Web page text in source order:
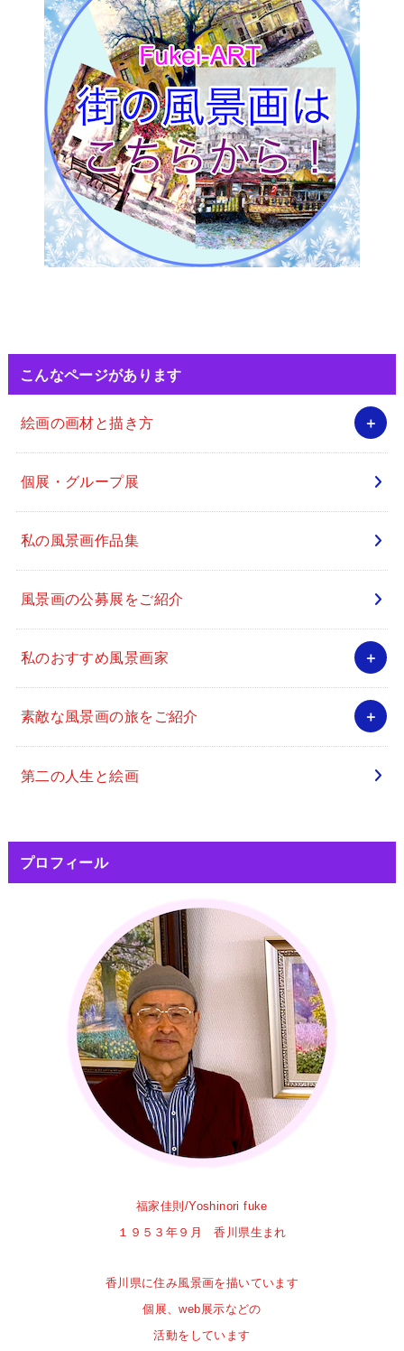
こんなページがあります
絵画の画材と描き方
個展・グループ展
私の風景画作品集
風景画の公募展をご紹介
私のおすすめ風景画家
素敵な風景画の旅をご紹介
第二の人生と絵画
プロフィール
福家佳則/Yoshinori fuke
１９５３年９月 香川県生まれ
香川県に住み風景画を描いています
個展、web展示などの
活動をしています